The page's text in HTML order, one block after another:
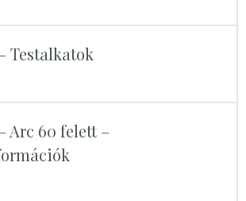
Testalkatok
Arc 60 felett –